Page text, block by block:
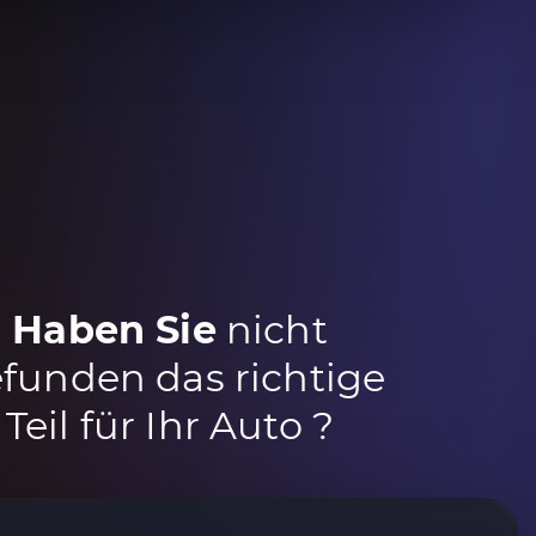
Haben Sienicht
das richtige
Teil für Ihr Auto ?